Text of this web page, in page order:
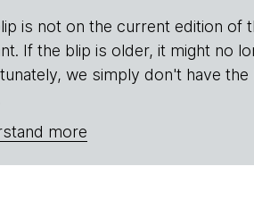
is not on the current edition of
If the blip is older, it might no
we simply don't have
more